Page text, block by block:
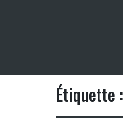
Étiquette :